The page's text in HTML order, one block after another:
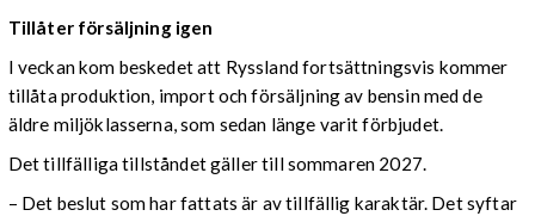
Tillåter försäljning igen
I veckan kom beskedet att Ryssland fortsättningsvis kommer
tillåta produktion, import och försäljning av bensin med de
äldre miljöklasserna, som sedan länge varit förbjudet.
Det tillfälliga tillståndet gäller till sommaren 2027.
– Det beslut som har fattats är av tillfällig karaktär. Det syftar